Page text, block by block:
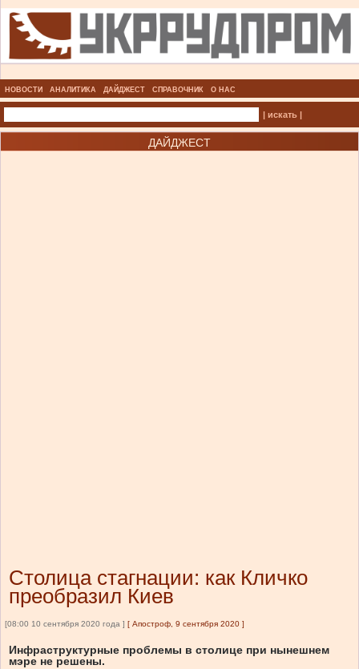
НОВОСТИ АНАЛИТИКА ДАЙДЖЕСТ СПРАВОЧНИК О НАС
| искать |
ДАЙДЖЕСТ
Столица стагнации: как Кличко
преобразил Киев
[08:00 10 сентября 2020 года ] [ Апостроф, 9 сентября 2020 ]
Инфраструктурные проблемы в столице при нынешнем
мэре не решены.